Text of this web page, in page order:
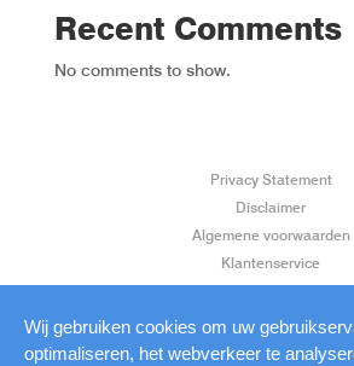
Recent Comments
No comments to show.
Privacy Statement
Disclaimer
Algemene voorwaarden
Klantenservice
Aanleverspecificaties
Wij gebruiken cookies om uw
optimaliseren, het webverkeer te